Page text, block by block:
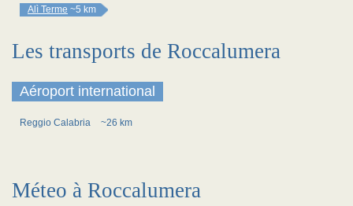
Alì Terme ~5 km
Les transports de Roccalumera
Aéroport international
Reggio Calabria ~26 km
Méteo à Roccalumera